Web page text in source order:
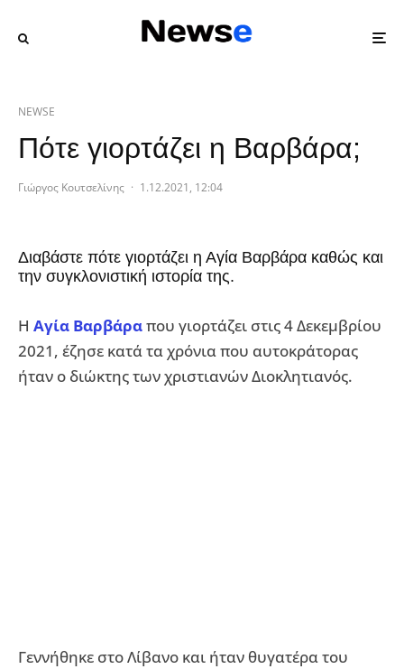
NEWSE
Πότε γιορτάζει η Βαρβάρα;
Γιώργος Κουτσελίνης · 1.12.2021, 12:04
Διαβάστε πότε γιορτάζει η Αγία Βαρβάρα καθώς και
την συγκλονιστική ιστορία της.
Η Αγία Βαρβάραπου γιορτάζει στις 4 Δεκεμβρίου
2021, έζησε κατά τα χρόνια που αυτοκράτορας
ήταν ο διώκτης των χριστιανών Διοκλητιανός.
Γεννήθηκε στο Λίβανο και ήταν θυγατέρα του